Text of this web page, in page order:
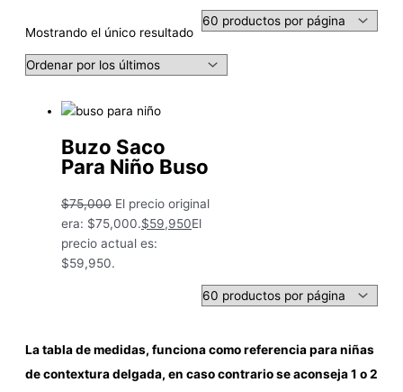
La tabla de medidas, funciona como referencia para niñas
de contextura delgada, en caso contrario se aconseja 1 o 2
Mostrando el único resultado
Buzo Saco
Para Niño Buso
$75,000 El precio original
era: $75,000.$59,950El
precio actual es:
$59,950.